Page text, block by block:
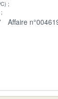
Affaire